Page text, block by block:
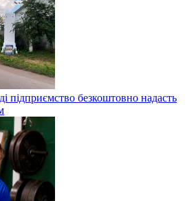
підприємство безкоштовно надасть